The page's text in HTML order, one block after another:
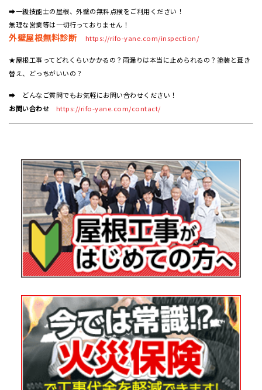
➡一級技能士の屋根、外壁の無料点検をご利用ください！
無理な営業等は一切行っておりません！
外壁屋根無料診断 https://rifo-yane.com/inspection/
★屋根工事ってどれくらいかかるの？雨漏りは本当に止められるの？塗装と葺き
替え、どっちがいいの？
➡ どんなご質問でもお気軽にお問い合わせください！
お問い合わせ
https://rifo-yane.com/contact/